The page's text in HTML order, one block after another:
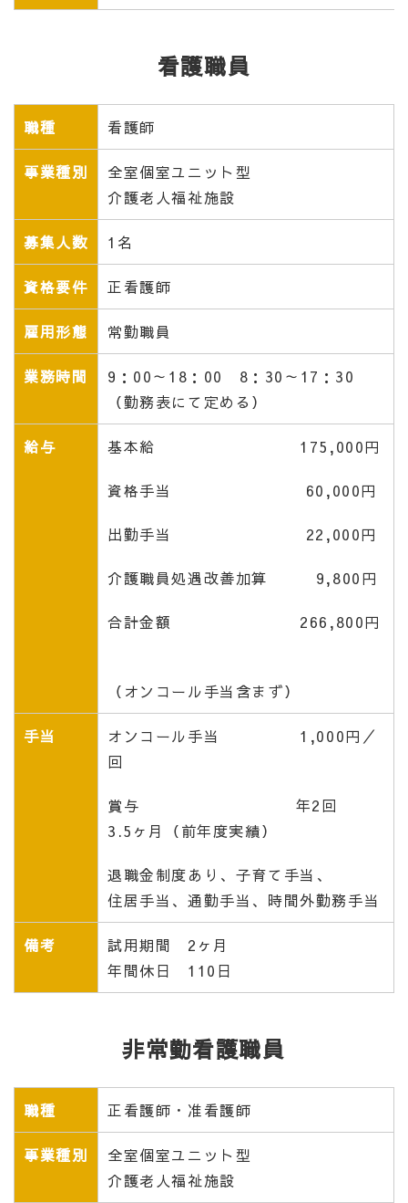
看護職員
職種 看護師
事業種別
全室個室ユニット型
介護老人福祉施設
募集人数 1名
資格要件 正看護師
雇用形態 常勤職員
業務時間
9：00～18：00 8：30～17：30
（勤務表にて定める）
給与 基本給 175,000円
資格手当 60,000円
出勤手当 22,000円
介護職員処遇改善加算 9,800円
合計金額 266,800円
（オンコール手当含まず）
手当
オンコール手当 1,000円／
回
賞与 年2回
3.5ヶ月（前年度実績）
退職金制度あり、子育て手当、
住居手当、通勤手当、時間外勤務手当
備考
試用期間 2ヶ月
年間休日 110日
非常勤看護職員
職種 正看護師・准看護師
事業種別
全室個室ユニット型
介護老人福祉施設